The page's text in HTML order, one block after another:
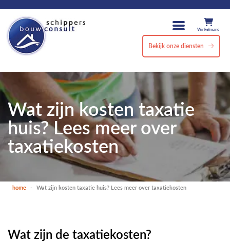
Winkelmand
Bekijk onze diensten
Wat zijn kosten taxatie
huis? Lees meer over
taxatiekosten
home - Wat zijn kosten taxatie huis? Lees meer over taxatiekosten
Wat zijn de taxatiekosten?